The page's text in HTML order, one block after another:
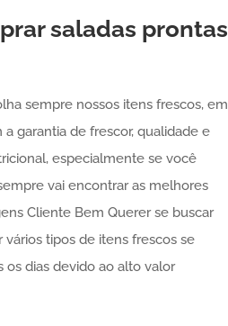
saladas prontas
sempre nossos itens frescos, em
garantia de frescor, qualidade e
especialmente se você
vai encontrar as melhores
Cliente Bem Querer se buscar
tipos de itens frescos se
os dias devido ao alto valor